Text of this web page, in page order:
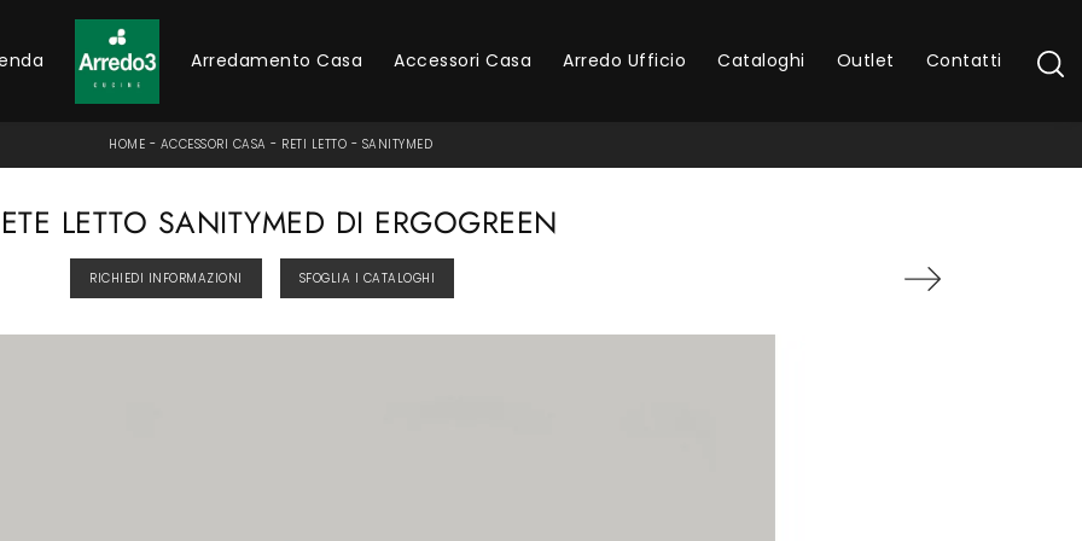
Arredamento Casa Accessori Casa Arredo Ufficio Cataloghi Outlet Contatti
HOME - ACCESSORI CASA - RETI LETTO - SANITYMED
LETTO SANITYMED DI ERGOGREEN
RICHIEDI INFORMAZIONI SFOGLIA I CATALOGHI